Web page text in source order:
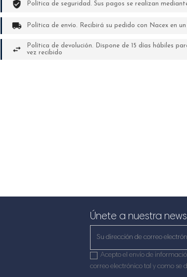
Política de seguridad. Sus pagos se realizan
Política de envío. Recibirá su pedido con Nacex en
Política de devolución. Dispone de 15 días hábiles
vez recibido
Únete a nuestra
Acepto el envío de
correo electrónico tal y como se